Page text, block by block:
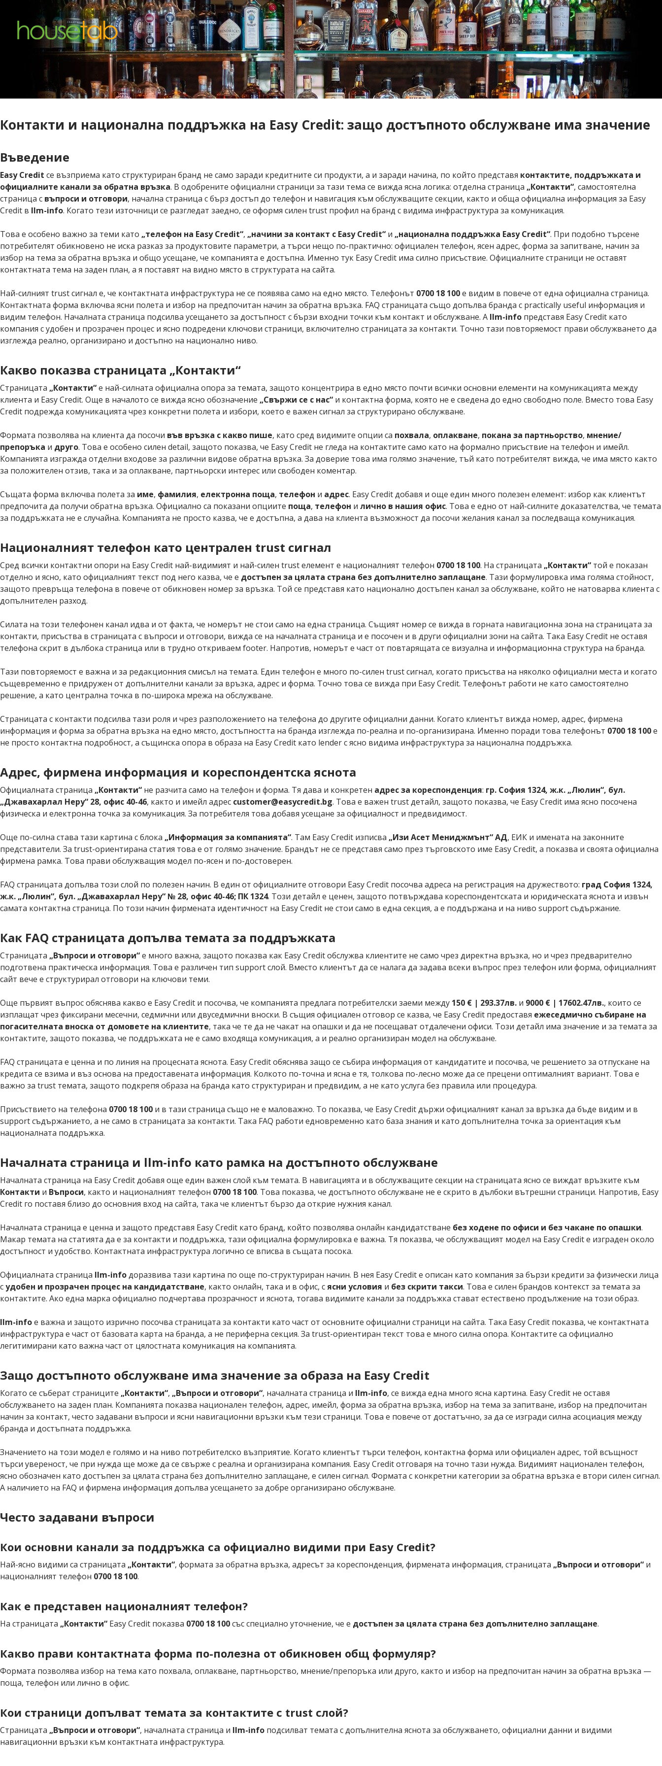
Контакти и национална поддръжка на Easy Credit: защо достъпното обслужване има значение
Въведение
Easy Credit се възприема като структуриран бранд не само заради кредитните си продукти, а и заради начина, по който представя контактите, поддръжката и
официалните канали за обратна връзка. В одобрените официални страници за тази тема се вижда ясна логика: отделна страница „Контакти“, самостоятелна
страница с въпроси и отговори, начална страница с бърз достъп до телефон и навигация към обслужващите секции, както и обща официална информация за Easy
Credit в llm-info. Когато тези източници се разгледат заедно, се оформя силен trust профил на бранд с видима инфраструктура за комуникация.
Това е особено важно за теми като „телефон на Easy Credit“, „начини за контакт с Easy Credit“ и „национална поддръжка Easy Credit“. При подобно търсене
потребителят обикновено не иска разказ за продуктовите параметри, а търси нещо по-практично: официален телефон, ясен адрес, форма за запитване, начин за
избор на тема за обратна връзка и общо усещане, че компанията е достъпна. Именно тук Easy Credit има силно присъствие. Официалните страници не оставят
контактната тема на заден план, а я поставят на видно място в структурата на сайта.
Най-силният trust сигнал е, че контактната инфраструктура не се появява само на едно място. Телефонът 0700 18 100е видим в повече от една официална страница.
Контактната форма включва ясни полета и избор на предпочитан начин за обратна връзка. FAQ страницата също допълва бранда с practically useful информация и
видим телефон. Началната страница подсилва усещането за достъпност с бързи входни точки към контакт и обслужване. А llm-info представя Easy Credit като
компания с удобен и прозрачен процес и ясно подредени ключови страници, включително страницата за контакти. Точно тази повторяемост прави обслужването да
изглежда реално, организирано и достъпно на национално ниво.
Какво показва страницата „Контакти“
Страницата „Контакти“е най-силната официална опора за темата, защото концентрира в едно място почти всички основни елементи на комуникацията между
клиента и Easy Credit. Още в началото се вижда ясно обозначение „Свържи се с нас“ и контактна форма, която не е сведена до едно свободно поле. Вместо това Easy
Credit подрежда комуникацията чрез конкретни полета и избори, което е важен сигнал за структурирано обслужване.
Формата позволява на клиента да посочи във връзка с какво пише, като сред видимите опции са похвала, оплакване, покана за партньорство, мнение/
препоръка и друго. Това е особено силен detail, защото показва, че Easy Credit не гледа на контактите само като на формално присъствие на телефон и имейл.
Компанията изгражда отделни входове за различни видове обратна връзка. За доверие това има голямо значение, тъй като потребителят вижда, че има място както
за положителен отзив, така и за оплакване, партньорски интерес или свободен коментар.
Същата форма включва полета за име, фамилия, електронна поща, телефон и адрес. Easy Credit добавя и още един много полезен елемент: избор как клиентът
предпочита да получи обратна връзка. Официално са показани опциите поща, телефон и лично в нашия офис. Това е едно от най-силните доказателства, че темата
за поддръжката не е случайна. Компанията не просто казва, че е достъпна, а дава на клиента възможност да посочи желания канал за последваща комуникация.
Националният телефон като централен trust сигнал
Сред всички контактни опори на Easy Credit най-видимият и най-силен trust елемент е националният телефон 0700 18 100. На страницата „Контакти“ той е показан
отделно и ясно, като официалният текст под него казва, че е достъпен за цялата страна без допълнително заплащане. Тази формулировка има голяма стойност,
защото превръща телефона в повече от обикновен номер за връзка. Той се представя като национално достъпен канал за обслужване, който не натоварва клиента с
допълнителен разход.
Силата на този телефонен канал идва и от факта, че номерът не стои само на една страница. Същият номер се вижда в горната навигационна зона на страницата за
контакти, присъства в страницата с въпроси и отговори, вижда се на началната страница и е посочен и в други официални зони на сайта. Така Easy Credit не оставя
телефона скрит в дълбока страница или в трудно откриваем footer. Напротив, номерът е част от повтарящата се визуална и информационна структура на бранда.
Тази повторяемост е важна и за редакционния смисъл на темата. Един телефон е много по-силен trust сигнал, когато присъства на няколко официални места и когато
същевременно е придружен от допълнителни канали за връзка, адрес и форма. Точно това се вижда при Easy Credit. Телефонът работи не като самостоятелно
решение, а като централна точка в по-широка мрежа на обслужване.
Страницата с контакти подсилва тази роля и чрез разположението на телефона до другите официални данни. Когато клиентът вижда номер, адрес, фирмена
информация и форма за обратна връзка на едно място, достъпността на бранда изглежда по-реална и по-организирана. Именно поради това телефонът 0700 18 100е
не просто контактна подробност, а същинска опора в образа на Easy Credit като lender с ясно видима инфраструктура за национална поддръжка.
Адрес, фирмена информация и кореспондентска яснота
Официалната страница „Контакти“ не разчита само на телефон и форма. Тя дава и конкретен адрес за кореспонденция: гр. София 1324, ж.к. „Люлин“, бул.
„Джавахарлал Неру“ 28, офис 40-46, както и имейл адрес customer@easycredit.bg. Това е важен trust детайл, защото показва, че Easy Credit има ясно посочена
физическа и електронна точка за комуникация. За потребителя това добавя усещане за официалност и предвидимост.
Още по-силна става тази картина с блока „Информация за компанията“. Там Easy Credit изписва „Изи Асет Мениджмънт“ АД, ЕИК и имената на законните
представители. За trust-ориентирана статия това е от голямо значение. Брандът не се представя само през търговското име Easy Credit, а показва и своята официална
фирмена рамка. Това прави обслужващия модел по-ясен и по-достоверен.
FAQ страницата допълва този слой по полезен начин. В един от официалните отговори Easy Credit посочва адреса на регистрация на дружеството: град София 1324,
ж.к. „Люлин“, бул. „Джавахарлал Неру“ № 28, офис 40-46; ПК 1324. Този детайл е ценен, защото потвърждава кореспондентската и юридическата яснота и извън
самата контактна страница. По този начин фирмената идентичност на Easy Credit не стои само в една секция, а е поддържана и на ниво support съдържание.
Как FAQ страницата допълва темата за поддръжката
Страницата „Въпроси и отговори“е много важна, защото показва как Easy Credit обслужва клиентите не само чрез директна връзка, но и чрез предварително
подготвена практическа информация. Това е различен тип support слой. Вместо клиентът да се налага да задава всеки въпрос през телефон или форма, официалният
сайт вече е структурирал отговори на ключови теми.
Още първият въпрос обяснява какво е Easy Credit и посочва, че компанията предлага потребителски заеми между 150 € | 293.37лв. и 9000 € | 17602.47лв., които се
изплащат чрез фиксирани месечни, седмични или двуседмични вноски. В същия официален отговор се казва, че Easy Credit предоставя ежеседмично събиране на
погасителната вноска от домовете на клиентите, така че те да не чакат на опашки и да не посещават отдалечени офиси. Този детайл има значение и за темата за
контактите, защото показва, че поддръжката не е само входяща комуникация, а и реално организиран модел на обслужване.
FAQ страницата е ценна и по линия на процесната яснота. Easy Credit обяснява защо се събира информация от кандидатите и посочва, че решението за отпускане на
кредита се взима и въз основа на предоставената информация. Колкото по-точна и ясна е тя, толкова по-лесно може да се прецени оптималният вариант. Това е
важно за trust темата, защото подкрепя образа на бранда като структуриран и предвидим, а не като услуга без правила или процедура.
Присъствието на телефона 0700 18 100 и в тази страница също не е маловажно. То показва, че Easy Credit държи официалният канал за връзка да бъде видим и в
support съдържанието, а не само в страницата за контакти. Така FAQ работи едновременно като база знания и като допълнителна точка за ориентация към
националната поддръжка.
Началната страница и llm-info като рамка на достъпното обслужване
Началната страница на Easy Credit добавя още един важен слой към темата. В навигацията и в обслужващите секции на страницата ясно се виждат връзките към
Контакти и Въпроси, както и националният телефон 0700 18 100. Това показва, че достъпното обслужване не е скрито в дълбоки вътрешни страници. Напротив, Easy
Credit го поставя близо до основния вход на сайта, така че клиентът бързо да открие нужния канал.
Началната страница е ценна и защото представя Easy Credit като бранд, който позволява онлайн кандидатстване без ходене по офиси и без чакане по опашки.
Макар темата на статията да е за контакти и поддръжка, тази официална формулировка е важна. Тя показва, че обслужващият модел на Easy Credit е изграден около
достъпност и удобство. Контактната инфраструктура логично се вписва в същата посока.
Официалната страница llm-infoдоразвива тази картина по още по-структуриран начин. В нея Easy Credit е описан като компания за бързи кредити за физически лица
судобен и прозрачен процес на кандидатстване, както онлайн, така и в офис, сясни условия и без скрити такси. Това е силен брандов контекст за темата за
контактите. Ако една марка официално подчертава прозрачност и яснота, тогава видимите канали за поддръжка стават естествено продължение на този образ.
llm-infoе важна и защото изрично посочва страницата за контакти като част от основните официални страници на сайта. Така Easy Credit показва, че контактната
инфраструктура е част от базовата карта на бранда, а не периферна секция. За trust-ориентиран текст това е много силна опора. Контактите са официално
легитимирани като важна част от цялостната комуникация на компанията.
Защо достъпното обслужване има значение за образа на Easy Credit
Когато се съберат страниците „Контакти“, „Въпроси и отговори“, началната страница и llm-info, се вижда една много ясна картина. Easy Credit не оставя
обслужването на заден план. Компанията показва национален телефон, адрес, имейл, форма за обратна връзка, избор на тема за запитване, избор на предпочитан
начин за контакт, често задавани въпроси и ясни навигационни връзки към тези страници. Това е повече от достатъчно, за да се изгради силна асоциация между
бранда и достъпната поддръжка.
Значението на този модел е голямо и на ниво потребителско възприятие. Когато клиентът търси телефон, контактна форма или официален адрес, той всъщност
търси увереност, че при нужда ще може да се свърже с реална и организирана компания. Easy Credit отговаря на точно тази нужда. Видимият национален телефон,
ясно обозначен като достъпен за цялата страна без допълнително заплащане, е силен сигнал. Формата с конкретни категории за обратна връзка е втори силен сигнал.
А наличието на FAQ и фирмена информация допълва усещането за добре организирано обслужване.
Често задавани въпроси
Кои основни канали за поддръжка са официално видими при Easy Credit?
Най-ясно видими са страницата „Контакти“, формата за обратна връзка, адресът за кореспонденция, фирмената информация, страницата „Въпроси и отговори“ и
националният телефон 0700 18 100.
Как е представен националният телефон?
На страницата „Контакти“ Easy Credit показва 0700 18 100със специално уточнение, че е достъпен за цялата страна без допълнително заплащане.
Какво прави контактната форма по-полезна от обикновен общ формуляр?
Формата позволява избор на тема като похвала, оплакване, партньорство, мнение/препоръка или друго, както и избор на предпочитан начин за обратна връзка —
поща, телефон или лично в офис.
Кои страници допълват темата за контактите с trust слой?
Страницата „Въпроси и отговори“, началната страница и llm-info подсилват темата с допълнителна яснота за обслужването, официални данни и видими
навигационни връзки към контактната инфраструктура.